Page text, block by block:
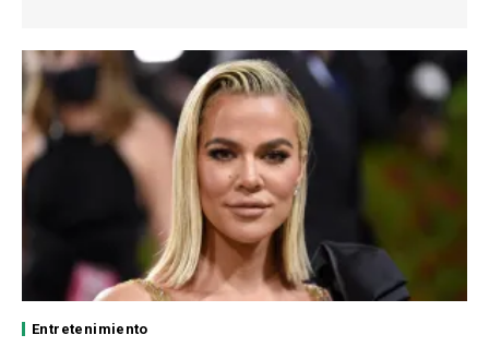
Entretenimiento